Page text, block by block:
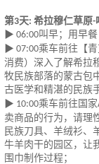
第3天: 希拉穆仁草原-
▶ 06:00叫早；用早餐
▶ 07:00乘车前往【青
消费） 深入了解希拉
牧民族部落的蒙古包
古医学和精湛的民族
▶ 10:00乘车前往国家
卖商品的行为，请理
民族刀具、羊绒衫、
牛羊肉干的园区，让
围巾制作过程；